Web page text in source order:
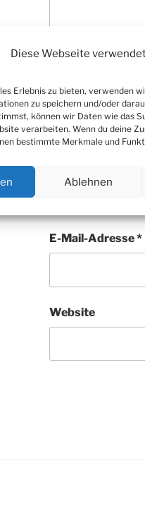
Diese Webseite
Erlebnis zu bieten, verwenden
zu speichern und/oder
können wir Daten wie das
verarbeiten. Wenn du deine
bestimmte Merkmale und
Ablehnen
E-Mail-Adresse*
Website